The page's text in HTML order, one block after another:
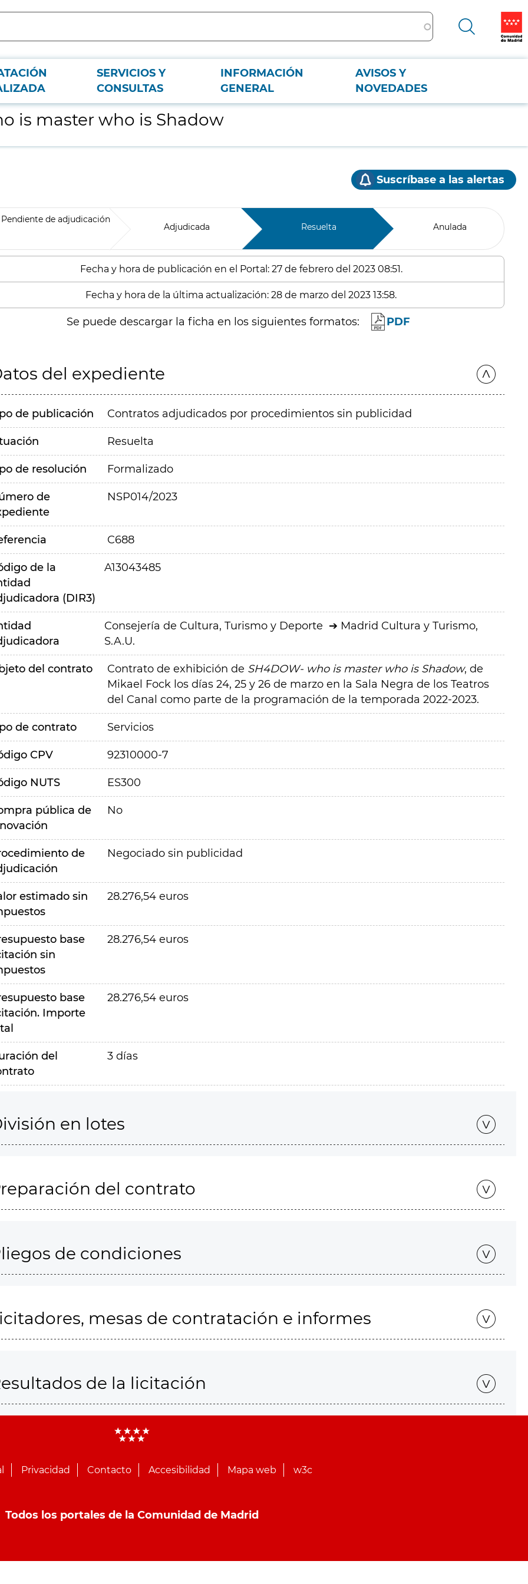
SERVICIOS Y
CONSULTAS
INFORMACIÓN
GENERAL
AVISOS Y
NOVEDADES
is master who is Shadow
Suscríbase a las alertas
Pendiente de adjudicación
Adjudicada Resuelta Anulada
Fecha y hora de publicación en el Portal: 27 de febrero del 2023 08:51.
Fecha y hora de la última actualización: 28 de marzo del 2023 13:58.
Se puede descargar la ficha en los siguientes formatos: PDF
del expediente
de publicación Contratos adjudicados por procedimientos sin publicidad
Resuelta
de resolución Formalizado
de
NSP014/2023
C688
de la
(DIR3)
A13043485
Consejería de Cultura, Turismo y Deporte
Madrid Cultura y Turismo,
S.A.U.
del contrato Contrato de exhibición de SH4DOW- who is master who is Shadow, de
Mikael Fock los días 24, 25 y 26 de marzo en la Sala Negra de los Teatros
del Canal como parte de la programación de la temporada 2022-2023.
de contrato Servicios
CPV 92310000-7
NUTS ES300
pública de
No
de
Negociado sin publicidad
estimado sin
28.276,54 euros
base
sin
28.276,54 euros
base
Importe
28.276,54 euros
del
3 días
en lotes
del contrato
de condiciones
mesas de contratación e informes
de la licitación
Privacidad Contacto Accesibilidad Mapa web w3c
Todos los portales de la Comunidad de Madrid